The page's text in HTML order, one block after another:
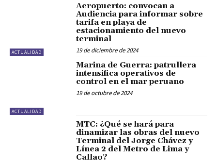
ACTUALIDAD
Aeropuerto: convocan a
Audiencia para informar sobre
tarifa en playa de
estacionamiento del nuevo
terminal
19 de diciembre de 2024
ACTUALIDAD
Marina de Guerra: patrullera
intensifica operativos de
control en el mar peruano
19 de octubre de 2024
MTC: ¿Qué se hará para
dinamizar las obras del nuevo
Terminal del Jorge Chávez y
Línea 2 del Metro de Lima y
Callao?